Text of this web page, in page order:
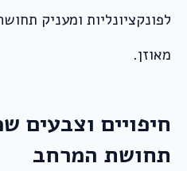
לפונקציונליות ומעניק
מאוזן.
חיפויים וצבעים
תחושת המרחב